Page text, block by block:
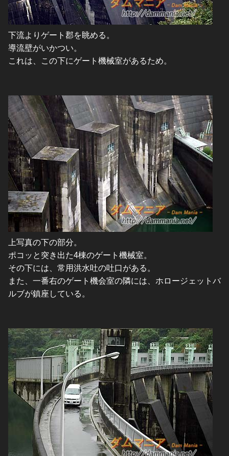
下流よりゲート郡を眺める。
導流壁がいかつい。
これは、この下にゲート機械室があるため。
上写真の下の部分。
ポコッと突き出た4棟のゲート機械室。
その下には、常用洪水吐の吐口がある。
また、一番右のゲート機会室の隣には、ホロージェットバ
ルブが鎮座している。